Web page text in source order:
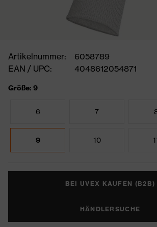
Artikelnummer:
6058789
EAN / UPC:
4048612054871
Größe: 9
6 7
9 10
BEI UVEX KAUFEN (B2B)
HÄNDLERSUCHE